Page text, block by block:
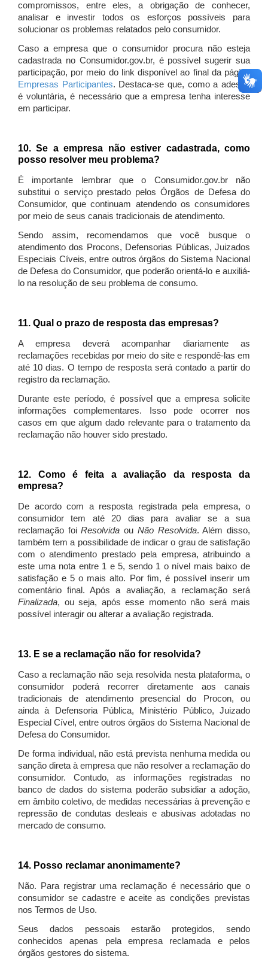
compromissos, entre eles, a obrigação de conhecer,
analisar e investir todos os esforços possíveis para
solucionar os problemas relatados pelo consumidor.
Caso a empresa que o consumidor procura não esteja
cadastrada no Consumidor.gov.br, é possível sugerir sua
participação, por meio do link disponível ao final da página
Empresas Participantes. Destaca-se que, como a adesão
é voluntária, é necessário que a empresa tenha interesse
em participar.
10. Se a empresa não estiver cadastrada, como
posso resolver meu problema?
É importante lembrar que o Consumidor.gov.br não
substitui o serviço prestado pelos Órgãos de Defesa do
Consumidor, que continuam atendendo os consumidores
por meio de seus canais tradicionais de atendimento.
Sendo assim, recomendamos que você busque o
atendimento dos Procons, Defensorias Públicas, Juizados
Especiais Cíveis, entre outros órgãos do Sistema Nacional
de Defesa do Consumidor, que poderão orientá-lo e auxiliá-
lo na resolução de seu problema de consumo.
11. Qual o prazo de resposta das empresas?
A empresa deverá acompanhar diariamente as
reclamações recebidas por meio do site e respondê-las em
até 10 dias. O tempo de resposta será contado a partir do
registro da reclamação.
Durante este período, é possível que a empresa solicite
informações complementares. Isso pode ocorrer nos
casos em que algum dado relevante para o tratamento da
reclamação não houver sido prestado.
12. Como é feita a avaliação da resposta da
empresa?
De acordo com a resposta registrada pela empresa, o
consumidor tem até 20 dias para avaliar se a sua
reclamação foiResolvida ou Não Resolvida. Além disso,
também tem a possibilidade de indicar o grau de satisfação
com o atendimento prestado pela empresa, atribuindo a
este uma nota entre 1 e 5, sendo 1 o nível mais baixo de
satisfação e 5 o mais alto. Por fim, é possível inserir um
comentário final. Após a avaliação, a reclamação será
Finalizada, ou seja, após esse momento não será mais
possível interagir ou alterar a avaliação registrada.
13. E se a reclamação não for resolvida?
Caso a reclamação não seja resolvida nesta plataforma, o
consumidor poderá recorrer diretamente aos canais
tradicionais de atendimento presencial do Procon, ou
ainda à Defensoria Pública, Ministério Público, Juizado
Especial Cível, entre outros órgãos do Sistema Nacional de
Defesa do Consumidor.
De forma individual, não está prevista nenhuma medida ou
sanção direta à empresa que não resolver a reclamação do
consumidor. Contudo, as informações registradas no
banco de dados do sistema poderão subsidiar a adoção,
em âmbito coletivo, de medidas necessárias à prevenção e
repressão de condutas desleais e abusivas adotadas no
mercado de consumo.
14. Posso reclamar anonimamente?
Não. Para registrar uma reclamação é necessário que o
consumidor se cadastre e aceite as condições previstas
nos Termos de Uso.
Seus dados pessoais estarão protegidos, sendo
conhecidos apenas pela empresa reclamada e pelos
órgãos gestores do sistema.